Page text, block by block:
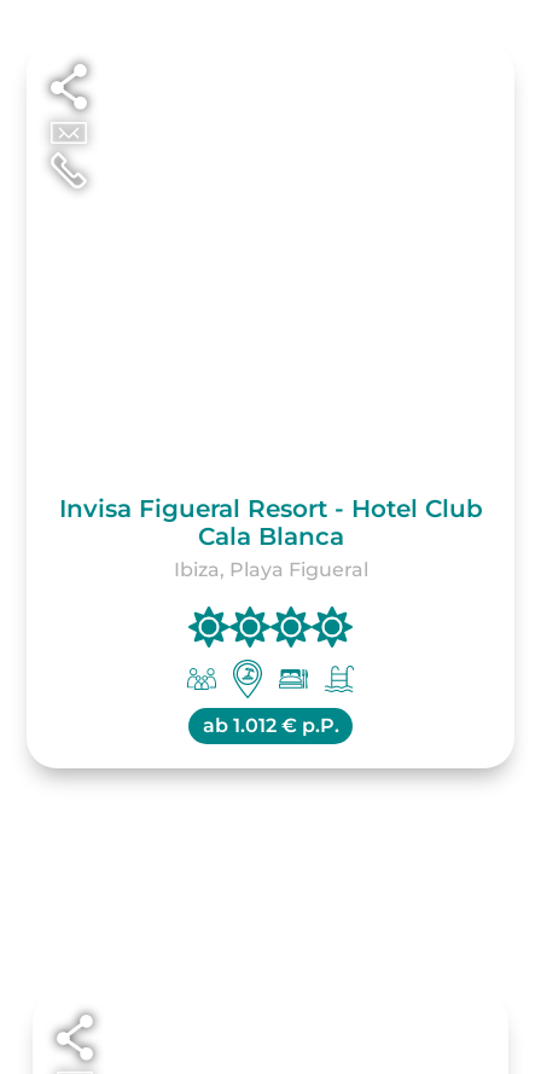
Invisa Figueral Resort - Hotel Club
Cala Blanca
Ibiza, Playa Figueral
ab 1.012 € p.P.